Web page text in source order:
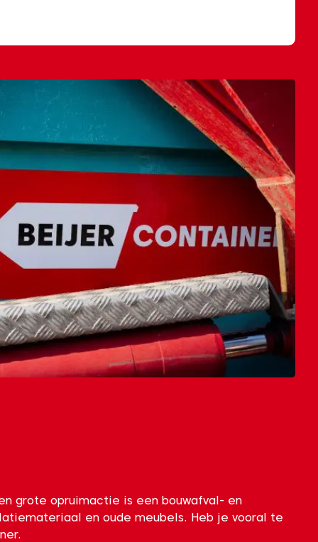
grote opruimactie is een bouwafval- en
en oude meubels. Heb je vooral te